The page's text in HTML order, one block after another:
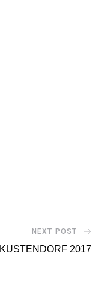
NEXT POST
KUSTENDORF 2017